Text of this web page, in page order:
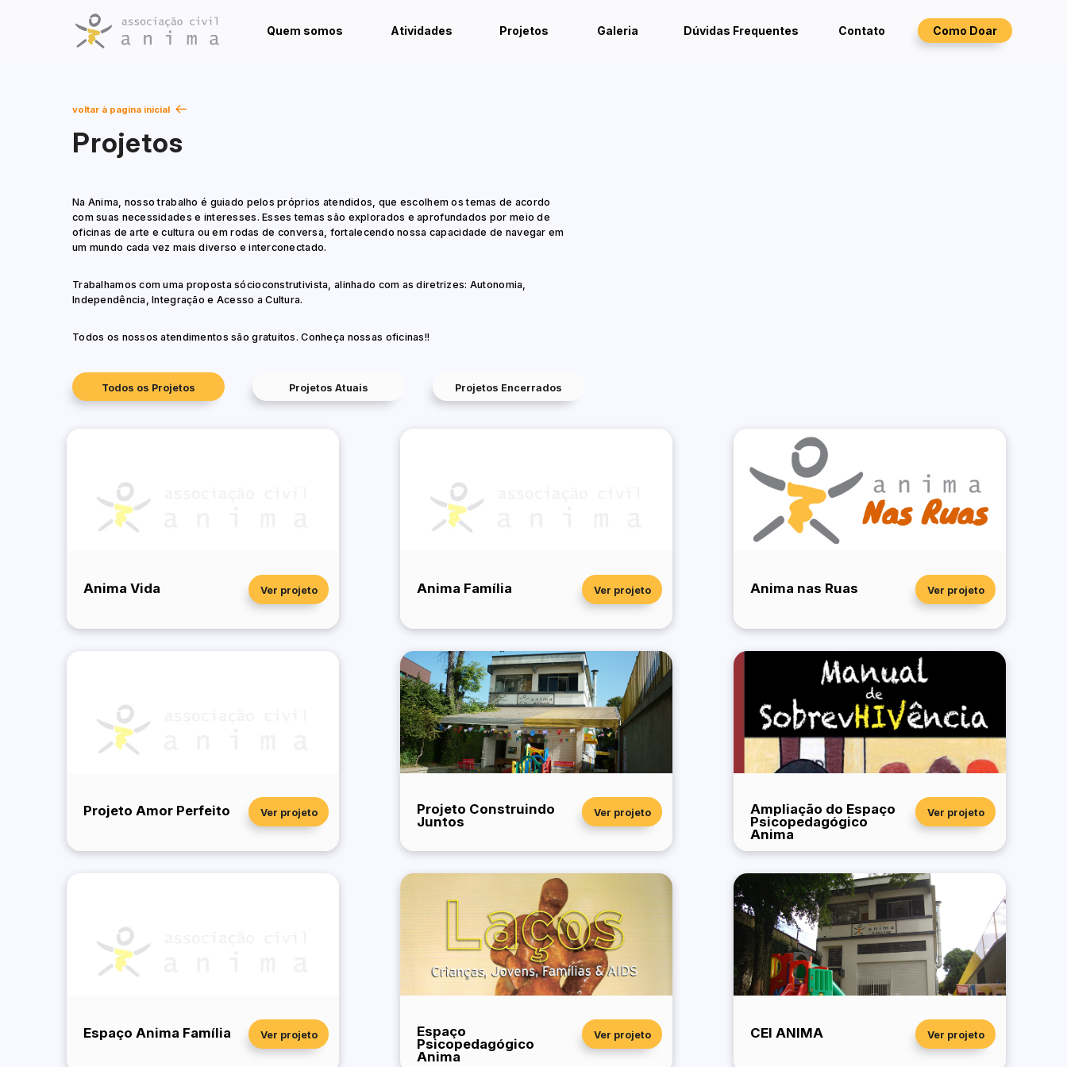
Quem somos Atividades Projetos Galeria Dúvidas Frequentes Contato Como Doar
voltar à pagina inicial
Projetos
Na Anima, nosso trabalho é guiado pelos próprios atendidos, que escolhem os temas de acordo
com suas necessidades e interesses. Esses temas são explorados e aprofundados por meio de
oficinas de arte e cultura ou em rodas de conversa, fortalecendo nossa capacidade de navegar em
um mundo cada vez mais diverso e interconectado.
Trabalhamos com uma proposta sócioconstrutivista, alinhado com as diretrizes: Autonomia,
Independência, Integração e Acesso a Cultura.
Todos os nossos atendimentos são gratuitos. Conheça nossas oficinas!!
Todos os Projetos Projetos Atuais Projetos Encerrados
Anima Vida Ver projeto Anima Família Ver projeto Anima nas Ruas Ver projeto
Projeto Amor Perfeito Ver projeto
Projeto Construindo
Juntos
Ver projeto
Ampliação do Espaço
Psicopedagógico
Anima
Ver projeto
Espaço Anima Família Ver projeto
Espaço
Psicopedagógico
Anima
Ver projeto CEI ANIMA Ver projeto